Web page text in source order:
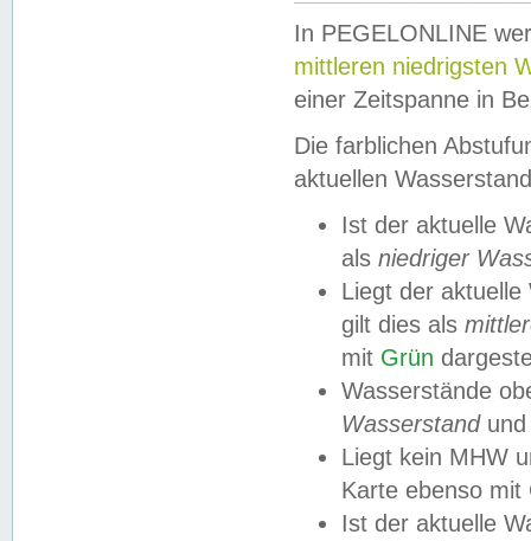
In PEGELONLINE
mittleren niedrigsten
einer Zeitspanne in
Die farblichen
aktuellen
Ist der aktuelle
als niedriger
Liegt der
gilt dies als
mit Grün
Wasserstände
Wasserstandund
Liegt kein MHW
Karte ebenso mit
Ist der aktuelle